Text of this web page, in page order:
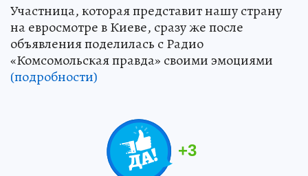
Участница, которая представит нашу страну
на евросмотре в Киеве, сразу же после
объявления поделилась с Радио
«Комсомольская правда» своими эмоциями
(подробности)
+3